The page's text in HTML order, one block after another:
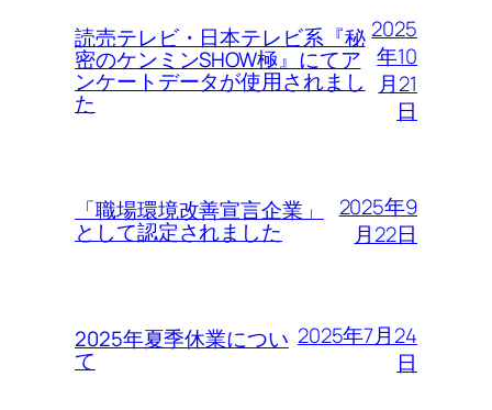
読売テレビ・日本テレビ系『秘
密のケンミンSHOW極』にてア
ンケートデータが使用されまし
た
2025
年10
月21
日
「職場環境改善宣言企業」
として認定されました
2025年9
月22日
2025年夏季休業につい
て
2025年7月24
日